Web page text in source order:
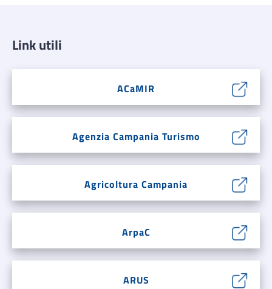
Link utili
ACaMIR
Agenzia Campania Turismo
Agricoltura Campania
ArpaC
ARUS